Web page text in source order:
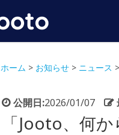
ホーム > お知らせ > ニュース >
公開日:2026/01/07
「Jooto、何